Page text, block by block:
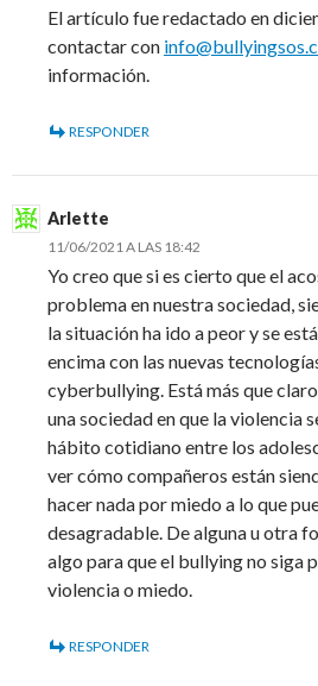
El artículo fue redactado en
contactar con
información.
RESPONDER
Arlette
11/06/2021 A LAS 18:42
Yo creo que si es cierto que el
problema en nuestra sociedad,
la situación ha ido a peor y se
encima con las nuevas
cyberbullying. Está más que
una sociedad en que la violencia
hábito cotidiano entre los
ver cómo compañeros están
hacer nada por miedo a lo que
desagradable. De alguna u otra
algo para que el bullying no siga
violencia o miedo.
RESPONDER